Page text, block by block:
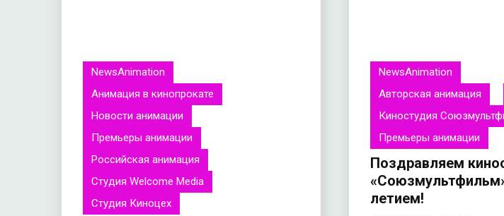
NewsAnimation
Анимация в кинопрокате
Новости анимации
Премьеры анимации
Российская анимация
Студия Welcome Media
Студия Киноцех
NewsAnimation
Авторская анимация
Киностудия
Премьеры анимации
Поздравляем
летием!